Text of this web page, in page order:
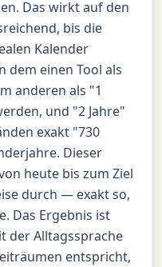
Das wirkt auf den
bis die
Kalender
dem einen Tool als
anderen als "1
und "2 Jahre"
exakt "730
Dieser
heute bis zum Ziel
durch — exakt so,
Das Ergebnis ist
der Alltagssprache
entspricht,